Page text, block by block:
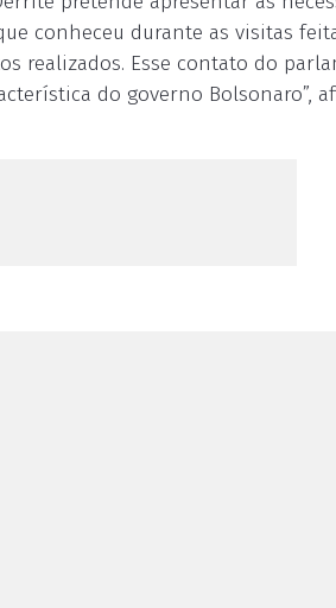
conheceu durante as visitas
realizados. Esse contato do
do governo Bolsonaro”,